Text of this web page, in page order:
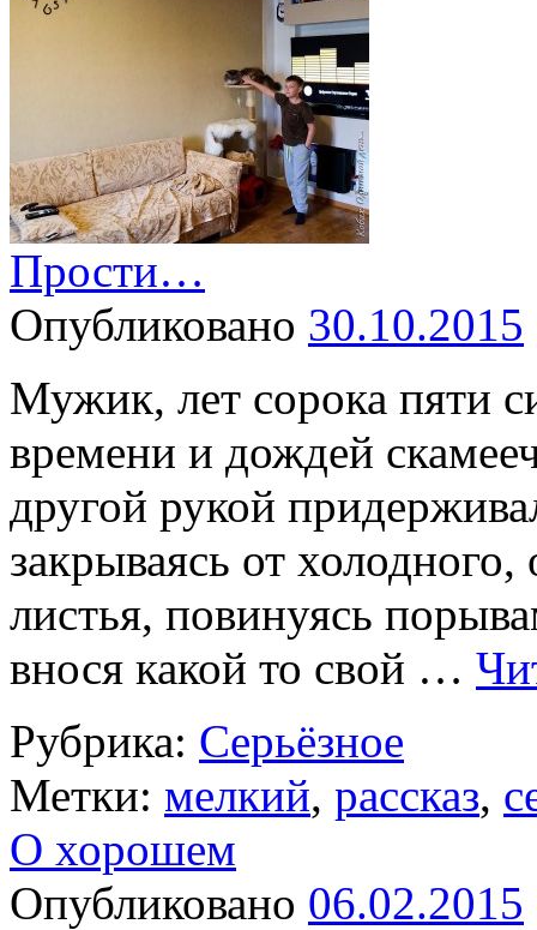
Прости…
Опубликовано 30.10.2015
Мужик, лет сорока пяти
времени и дождей
другой рукой
закрываясь от
листья, повинуясь
внося какой то свой …
Рубрика: Серьёзное
Метки: мелкий, рассказ,
О хорошем
Опубликовано 06.02.2015